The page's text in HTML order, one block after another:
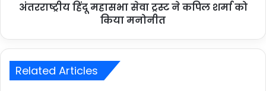
अंतरराष्ट्रीय हिंदू महासभा सेवा ट्रस्ट ने कपिल शर्मा को
किया मनोनीत
Related Articles